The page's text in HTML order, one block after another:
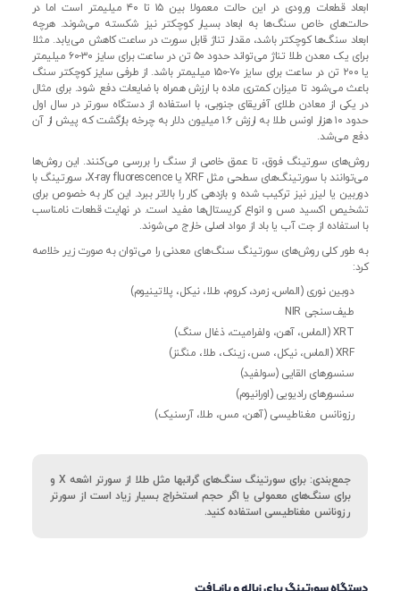
ابعاد قطعات ورودی در این حالت معمولا بین ۱۵ تا ۴۰ میلیمتر است اما در
حالت‌های خاص سنگ‌ها به ابعاد بسیار کوچکتر نیز شکسته می‌شوند. هرچه
ابعاد سنگ‌ها کوچکتر باشد، مقدار تناژ قابل سورت در ساعت کاهش می‌یابد. مثلا
برای یک معدن طلا تناژ می‌تواند حدود ۵۰ تن در ساعت برای سایز ۳۰-۶۰ میلیمتر
یا ۲۰۰ تن در ساعت برای سایز ۷۰-۱۵۰ میلیمتر باشد. از طرفی سایز کوچکتر سنگ
باعث می‌شود تا میزان کمتری ماده با ارزش همراه با ضایعات دفع شود. برای مثال
در یکی از معادن طلای آفریقای جنوبی، با استفاده از دستگاه سورتر در سال اول
حدود ۱۰ هزار اونس طلا به ارزش ۱.۶ میلیون دلار به چرخه بازگشت که پیش از آن
دفع می‌شد.
روش‌های سورتینگ فوق، تا عمق خاصی از سنگ را بررسی می‌کنند. این روش‌ها
می‌توانند با سورتینگ‌های سطحی مثل XRF یا X-ray fluorescence، سورتینگ با
دوربین یا لیزر نیز ترکیب شده و بازدهی کار را بالاتر ببرد. این کار به خصوص برای
تشخیص اکسید مس و انواع کریستال‌ها مفید است. در نهایت قطعات نامناسب
با استفاده از جت آب یا باد از مواد اصلی خارج می‌شوند.
به طور کلی روش‌های سورتینگ سنگ‌‌های معدنی را می‌توان به صورت زیر خلاصه
کرد:
دوبین نوری (الماس، زمرد، کروم، طلا، نیکل، پلاتینیوم)
طیف‌سنجی NIR
XRT (الماس، آهن، ولفرامیت، ذغال سنگ)
XRF (الماس، نیکل، مس، زینک، طلا، منگنز)
سنسورهای القایی (سولفید)
سنسورهای رادیویی (اورانیوم)
رزونانس مغناطیسی (آهن، مس، طلا، آرسنیک)
جمع‌بندی: برای سورتینگ سنگ‌های گرانبها مثل طلا از سورتر اشعه X و
برای سنگ‌های معمولی یا اگر حجم استخراج بسیار زیاد است از سورتر
رزونانس مغناطیسی استفاده کنید.